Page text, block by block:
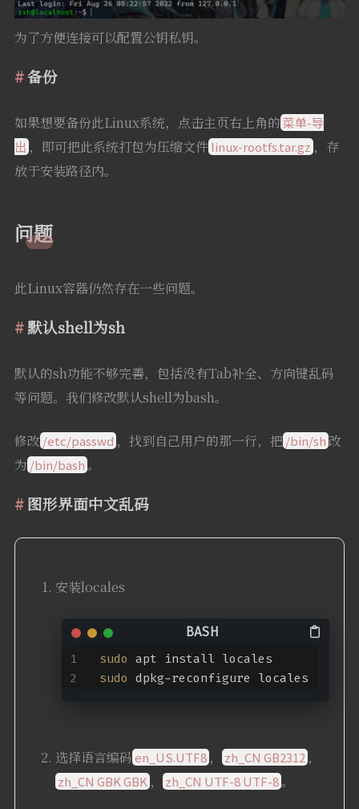
为了方便连接可以配置公钥私钥。
备份
如果想要备份此Linux系统，点击主页右上角的菜单-导
出，即可把此系统打包为压缩文件linux-rootfs.tar.gz，存
放于安装路径内。
问题
此Linux容器仍然存在一些问题。
默认shell为sh
默认的sh功能不够完善，包括没有Tab补全、方向键乱码
等问题。我们修改默认shell为bash。
修改 /etc/passwd，找到自己用户的那一行，把 /bin/sh改
为 /bin/bash。
图形界面中文乱码
安装locales
sudo apt install locales
sudo dpkg-reconfigure locales
选择语言编码en_US.UTF8， zh_CN GB2312，
zh_CN GBK GBK， zh_CN UTF-8 UTF-8。